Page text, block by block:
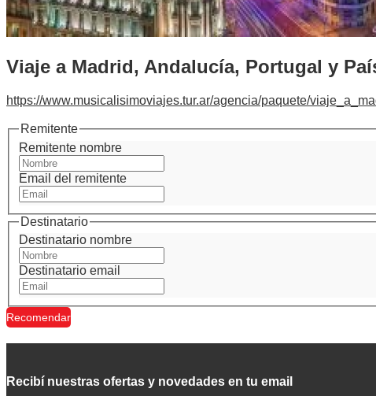
Viaje a Madrid, Andalucía, Portugal y
https://www.musicalisimoviajes.tur.ar/agencia/paquete/
Remitente
Remitente nombre
Email del remitente
Destinatario
Destinatario nombre
Destinatario email
Recomendar
Recibí nuestras ofertas y novedades en tu email